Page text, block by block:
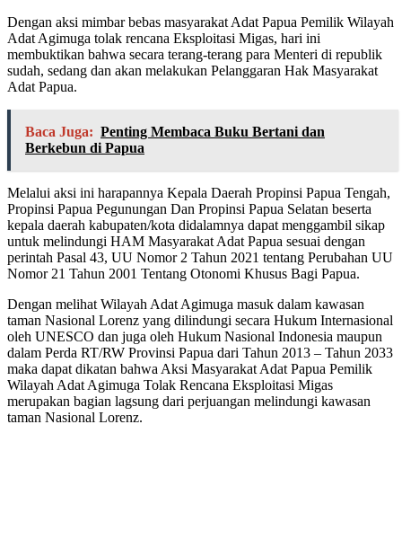
Dengan aksi mimbar bebas masyarakat Adat Papua Pemilik Wilayah
Adat Agimuga tolak rencana Eksploitasi Migas, hari ini
membuktikan bahwa secara terang-terang para Menteri di republik
sudah, sedang dan akan melakukan Pelanggaran Hak Masyarakat
Adat Papua.
Baca Juga: Penting Membaca Buku Bertani dan
Berkebun di Papua
Melalui aksi ini harapannya Kepala Daerah Propinsi Papua Tengah,
Propinsi Papua Pegunungan Dan Propinsi Papua Selatan beserta
kepala daerah kabupaten/kota didalamnya dapat menggambil sikap
untuk melindungi HAM Masyarakat Adat Papua sesuai dengan
perintah Pasal 43, UU Nomor 2 Tahun 2021 tentang Perubahan UU
Nomor 21 Tahun 2001 Tentang Otonomi Khusus Bagi Papua.
Dengan melihat Wilayah Adat Agimuga masuk dalam kawasan
taman Nasional Lorenz yang dilindungi secara Hukum Internasional
oleh UNESCO dan juga oleh Hukum Nasional Indonesia maupun
dalam Perda RT/RW Provinsi Papua dari Tahun 2013 – Tahun 2033
maka dapat dikatan bahwa Aksi Masyarakat Adat Papua Pemilik
Wilayah Adat Agimuga Tolak Rencana Eksploitasi Migas
merupakan bagian lagsung dari perjuangan melindungi kawasan
taman Nasional Lorenz.